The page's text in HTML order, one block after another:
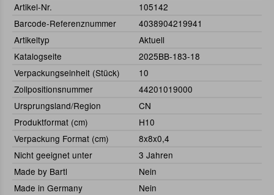
Artikel-Nr.
105142
Barcode-Referenznummer
4038904219941
Artikeltyp
Aktuell
Katalogseite
2025BB-183-18
Verpackungseinheit (Stück)
10
Zollpositionsnummer
44201019000
Ursprungsland/Region
CN
Produktformat (cm)
H10
Verpackung Format (cm)
8x8x0,4
Nicht geeignet unter
3 Jahren
Made by Bartl
Nein
Made in Germany
Nein